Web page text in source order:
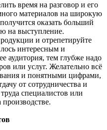
время на разговор и его
материалов на широкую
оказать больший
на выступление.
и отрепетируйте
интересным и
аудитория, тем глубже надо
или услуг. Желательно всё
и понятными цифрами,
от сотрудничества и
специалистов или